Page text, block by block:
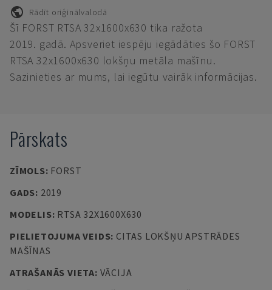
Rādīt oriģinālvalodā
Šī FORST RTSA 32x1600x630 tika ražota
2019. gadā. Apsveriet iespēju iegādāties šo FORST
RTSA 32x1600x630 lokšņu metāla mašīnu.
Sazinieties ar mums, lai iegūtu vairāk informācijas.
Pārskats
ZĪMOLS: FORST
GADS: 2019
MODELIS: RTSA 32X1600X630
PIELIETOJUMA VEIDS: CITAS LOKŠŅU APSTRĀDES
MAŠĪNAS
ATRAŠANĀS VIETA: VĀCIJA